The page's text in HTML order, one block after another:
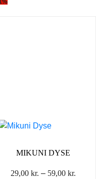
MIKUNI DYSE
29,00 kr. – 59,00 kr.